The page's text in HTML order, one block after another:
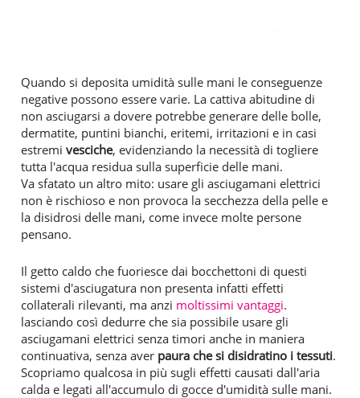
Quando si deposita umidità sulle mani le conseguenze
negative possono essere varie. La cattiva abitudine di
non asciugarsi a dovere potrebbe generare delle bolle,
dermatite, puntini bianchi, eritemi, irritazioni e in casi
estremi vesciche, evidenziando la necessità di togliere
tutta l'acqua residua sulla superficie delle mani.
Va sfatato un altro mito: usare gli asciugamani elettrici
non è rischioso e non provoca la secchezza della pelle e
la disidrosi delle mani, come invece molte persone
pensano.
Il getto caldo che fuoriesce dai bocchettoni di questi
sistemi d'asciugatura non presenta infatti effetti
collaterali rilevanti, ma anzi moltissimi vantaggi.
lasciando così dedurre che sia possibile usare gli
asciugamani elettrici senza timori anche in maniera
continuativa, senza aver paura che si disidratino i tessuti.
Scopriamo qualcosa in più sugli effetti causati dall'aria
calda e legati all'accumulo di gocce d'umidità sulle mani.